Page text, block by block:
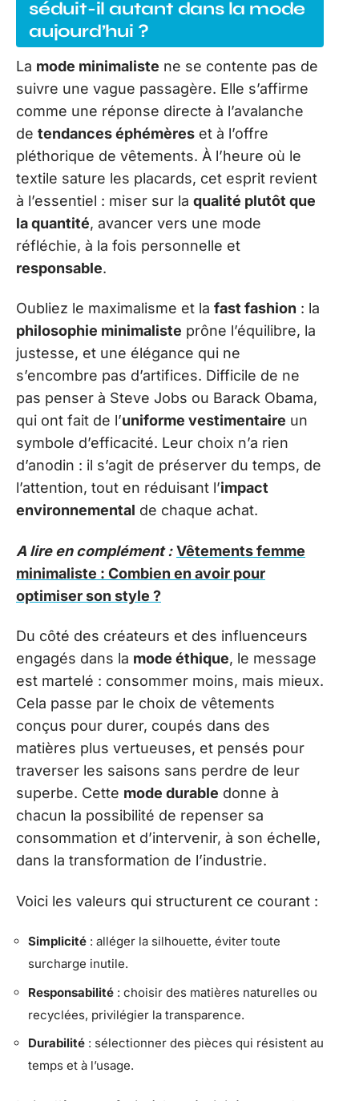
séduit-il autant dans la mode
aujourd’hui ?
La mode minimaliste ne se contente pas de
suivre une vague passagère. Elle s’affirme
comme une réponse directe à l’avalanche
de tendances éphémères et à l’offre
pléthorique de vêtements. À l’heure où le
textile sature les placards, cet esprit revient
à l’essentiel : miser sur la qualité plutôt que
la quantité, avancer vers une mode
réfléchie, à la fois personnelle et
responsable.
Oubliez le maximalisme et la fast fashion : la
philosophie minimaliste prône l’équilibre, la
justesse, et une élégance qui ne
s’encombre pas d’artifices. Difficile de ne
pas penser à Steve Jobs ou Barack Obama,
qui ont fait de l’uniforme vestimentaire un
symbole d’efficacité. Leur choix n’a rien
d’anodin : il s’agit de préserver du temps, de
l’attention, tout en réduisant l’impact
environnemental de chaque achat.
A lire en complément : Vêtements femme
minimaliste : Combien en avoir pour
optimiser son style ?
Du côté des créateurs et des influenceurs
engagés dans la mode éthique, le message
est martelé : consommer moins, mais mieux.
Cela passe par le choix de vêtements
conçus pour durer, coupés dans des
matières plus vertueuses, et pensés pour
traverser les saisons sans perdre de leur
superbe. Cette mode durable donne à
chacun la possibilité de repenser sa
consommation et d’intervenir, à son échelle,
dans la transformation de l’industrie.
Voici les valeurs qui structurent ce courant :
Simplicité : alléger la silhouette, éviter toute
surcharge inutile.
Responsabilité : choisir des matières naturelles ou
recyclées, privilégier la transparence.
Durabilité : sélectionner des pièces qui résistent au
temps et à l’usage.